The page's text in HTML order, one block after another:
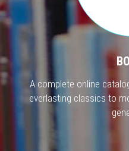
A complete online
everlasting classics to